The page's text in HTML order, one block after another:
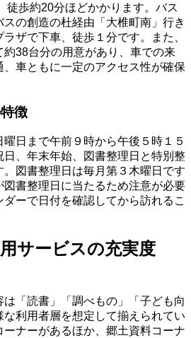
徒歩約20分ほどかかります。バス
の創造の杜経由「大椎町南」行き
ザで下車、徒歩１分です。また、
38台分の用意があり、車での来
車ともに一定のアクセス性が確保
徴
日まで午前９時から午後５時１５
、年末年始、図書整理日と特別整
図書整理日は毎月第３木曜日です
書整理日に当たるため注意が必要
ーで日付を確認してから訪れるこ
サービスの充実度
「読書」「調べもの」「子ども向
利用者層を想定して揃えられてい
ーナーがあるほか、郷土資料コーナ